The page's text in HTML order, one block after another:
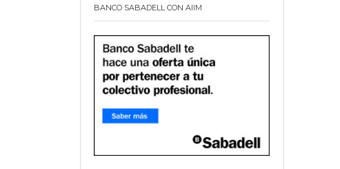
BANCO SABADELL CON AIIM